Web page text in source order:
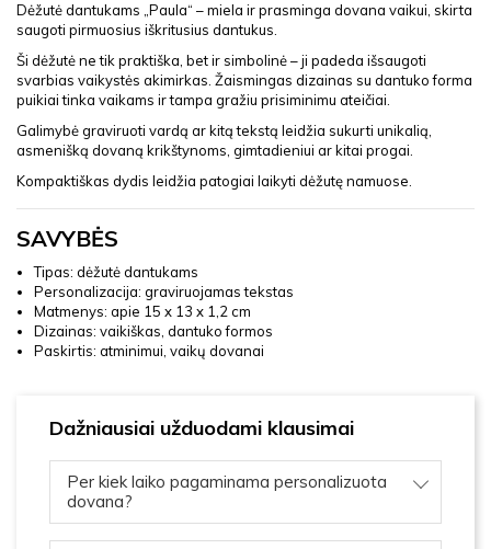
Dėžutė dantukams „Paula“ – miela ir prasminga dovana vaikui, skirta
saugoti pirmuosius iškritusius dantukus.
Ši dėžutė ne tik praktiška, bet ir simbolinė – ji padeda išsaugoti
svarbias vaikystės akimirkas. Žaismingas dizainas su dantuko forma
puikiai tinka vaikams ir tampa gražiu prisiminimu ateičiai.
Galimybė graviruoti vardą ar kitą tekstą leidžia sukurti unikalią,
asmenišką dovaną krikštynoms, gimtadieniui ar kitai progai.
Kompaktiškas dydis leidžia patogiai laikyti dėžutę namuose.
SAVYBĖS
Tipas: dėžutė dantukams
Personalizacija: graviruojamas tekstas
Matmenys: apie 15 x 13 x 1,2 cm
Dizainas: vaikiškas, dantuko formos
Paskirtis: atminimui, vaikų dovanai
Dažniausiai užduodami klausimai
Per kiek laiko pagaminama personalizuota
dovana?